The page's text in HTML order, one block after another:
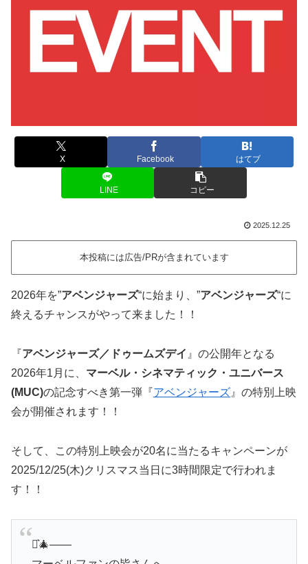
X Facebook はてブ
LINE コピー
2025.12.25
本投稿には広告/PRが含まれています
2026年を”アベンジャーズ“に始まり、”アベンジャーズ“に
終えるチャンスがやって来ました！！
『アベンジャーズ／ドゥームズデイ 』の公開年となる
2026年1月に、 マーベル・シネマティック・ユニバース
(MUC)の記念すべき第一弾『アベンジャーズ 』の特別上映
会が開催されます！！
そして、この特別上映会が20名に当たるキャンペーンが
2025/12/25(木)クリスマス当日に3時間限定で行われま
す！！
⋆͛🎄——